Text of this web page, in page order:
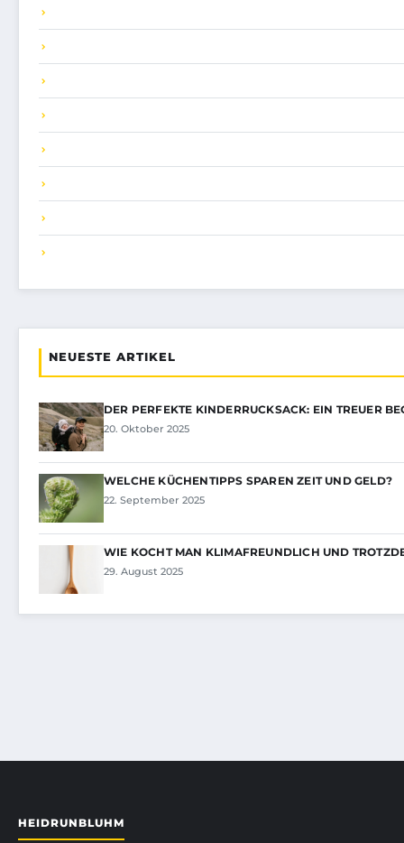
NEUESTE ARTIKEL
DER PERFEKTE KINDERRUCKSACK: EIN TREUER
20. Oktober 2025
WELCHE KÜCHENTIPPS SPAREN ZEIT UND GELD?
22. September 2025
WIE KOCHT MAN KLIMAFREUNDLICH UND
29. August 2025
HEIDRUNBLUHM